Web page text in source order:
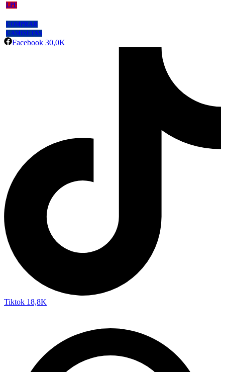
LPF
COMPRAR
CAMISETAS
Facebook 30,0K
Tiktok 18,8K